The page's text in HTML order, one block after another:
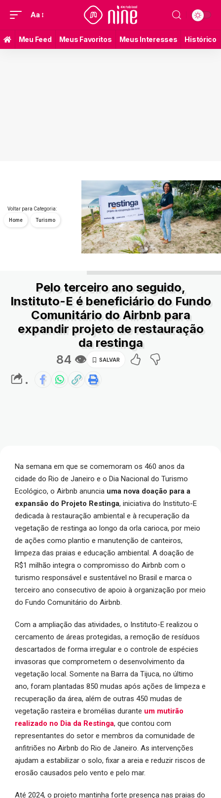
Aa
Meu Feed Meus Favoritos Meus Interesses Histórico
Voltar para Categoria:
Home Turismo
Pelo terceiro ano seguido,
Instituto-E é beneficiário do Fundo
Comunitário do Airbnb para
expandir projeto de restauração
da restinga
84 👁
.
Na semana em que se comemoram os 460 anos da
cidade do Rio de Janeiro e o Dia Nacional do Turismo
Ecológico, o Airbnb anuncia uma nova doação para a
expansão do Projeto Restinga, iniciativa do Instituto-E
dedicada à restauração ambiental e à recuperação da
vegetação de restinga ao longo da orla carioca, por meio
de ações como plantio e manutenção de canteiros,
limpeza das praias e educação ambiental. A doação de
R$1 milhão integra o compromisso do Airbnb com o
turismo responsável e sustentável no Brasil e marca o
terceiro ano consecutivo de apoio à organização por meio
do Fundo Comunitário do Airbnb.
Com a ampliação das atividades, o Instituto-E realizou o
cercamento de áreas protegidas, a remoção de resíduos
descartados de forma irregular e o controle de espécies
invasoras que comprometem o desenvolvimento da
vegetação local. Somente na Barra da Tijuca, no último
ano, foram plantadas 850 mudas após ações de limpeza e
recuperação da área, além de outras 450 mudas de
vegetação rasteira e bromélias durante um mutirão
realizado no Dia da Restinga, que contou com
representantes do setor e membros da comunidade de
anfitriões no Airbnb do Rio de Janeiro. As intervenções
ajudam a estabilizar o solo, fixar a areia e reduzir riscos de
erosão causados pelo vento e pelo mar.
Até 2024, o projeto mantinha forte presença nas praias do